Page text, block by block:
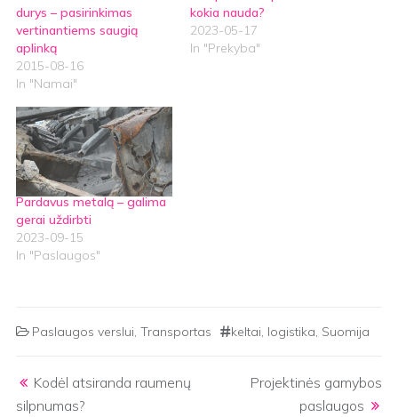
durys – pasirinkimas
vertinantiems saugią
aplinką
2015-08-16
In "Namai"
kokia nauda?
2023-05-17
In "Prekyba"
Pardavus metalą – galima
gerai uždirbti
2023-09-15
In "Paslaugos"
Paslaugos verslui, Transportas keltai, logistika, Suomija
Kodėl atsiranda raumenų
silpnumas?
Projektinės gamybos
paslaugos